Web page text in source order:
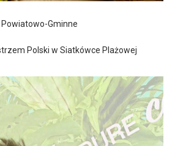
Gminne
Polski w Siatkówce Plażowej